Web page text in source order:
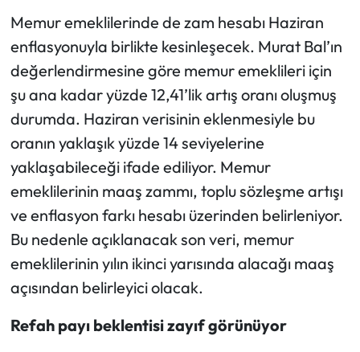
Memur emeklilerinde de zam hesabı Haziran
enflasyonuyla birlikte kesinleşecek. Murat Bal’ın
değerlendirmesine göre memur emeklileri için
şu ana kadar yüzde 12,41’lik artış oranı oluşmuş
durumda. Haziran verisinin eklenmesiyle bu
oranın yaklaşık yüzde 14 seviyelerine
yaklaşabileceği ifade ediliyor. Memur
emeklilerinin maaş zammı, toplu sözleşme artışı
ve enflasyon farkı hesabı üzerinden belirleniyor.
Bu nedenle açıklanacak son veri, memur
emeklilerinin yılın ikinci yarısında alacağı maaş
açısından belirleyici olacak.
Refah payı beklentisi zayıf görünüyor